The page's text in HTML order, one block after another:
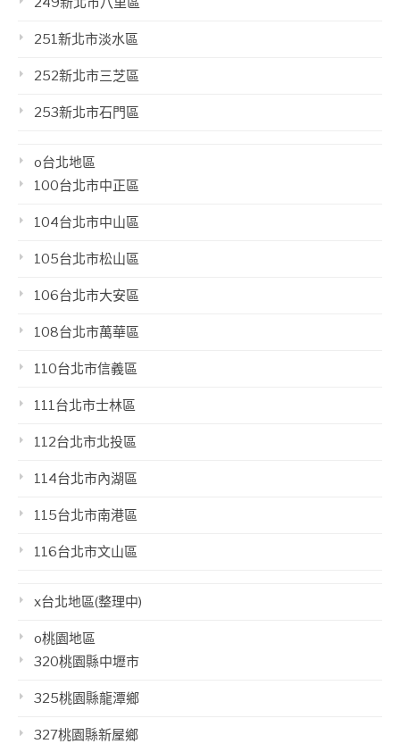
251新北市淡水區
252新北市三芝區
253新北市石門區
o台北地區
100台北市中正區
104台北市中山區
105台北市松山區
106台北市大安區
108台北市萬華區
110台北市信義區
111台北市士林區
112台北市北投區
114台北市內湖區
115台北市南港區
116台北市文山區
x台北地區(整理中)
o桃園地區
320桃園縣中壢市
325桃園縣龍潭鄉
327桃園縣新屋鄉